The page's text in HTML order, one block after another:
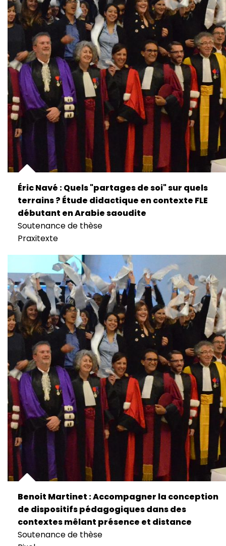
Éric Navé : Quels "partages de soi" sur quels
terrains ? Étude didactique en contexte FLE
débutant en Arabie saoudite
Soutenance de thèse
Praxitexte
Benoit Martinet : Accompagner la conception
de dispositifs pédagogiques dans des
contextes mêlant présence et distance
Soutenance de thèse